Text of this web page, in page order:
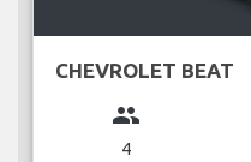
CHEVROLET BEAT
group
4